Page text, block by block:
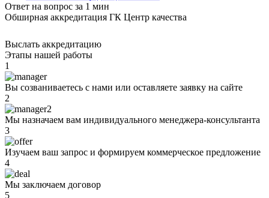
Ответ на вопрос за 1 мин
Обширная аккредитация ГК Центр качества
Выслать аккредитацию
Этапы нашей работы
1
Вы созваниваетесь с нами или оставляете заявку на сайте
2
Мы назначаем вам индивидуального менеджера-консультанта
3
Изучаем ваш запрос и формируем коммерческое предложение
4
Мы заключаем договор
5